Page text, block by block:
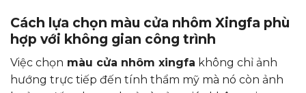
Cách lựa chọn màu cửa nhôm Xingfa phù
hợp với không gian công trình
Việc chọn màu cửa nhôm xingfa không chỉ ảnh
hướng trực tiếp đến tính thẩm mỹ mà nó còn ảnh